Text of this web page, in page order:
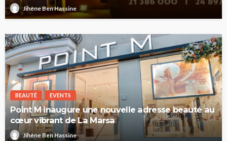
Jihène Ben Hassine
BEAUTÉ EVENTS
Point M inaugure une nouvelle adresse beauté au
cœur vibrant de La Marsa
Jihène Ben Hassine